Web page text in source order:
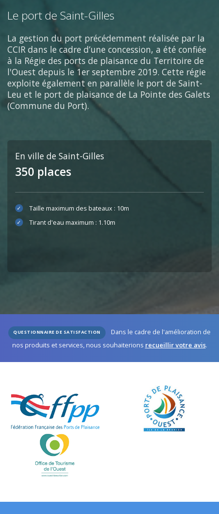
Le port de Saint-Gilles
La gestion du port précédemment réalisée par la
CCIR dans le cadre d’une concession, a été confiée
à la Régie des ports de plaisance du Territoire de
l'Ouest depuis le 1er septembre 2019. Cette régie
exploite également en parallèle le port de Saint-
Leu et le port de plaisance de La Pointe des Galets
(Commune du Port).
En ville de Saint-Gilles
350 places
Taille maximum des bateaux : 10m
Tirant d'eau maximum : 1.10m
QUESTIONNAIRE DE SATISFACTION
Dans le cadre de l'amélioration de
nos produits et services, nous souhaiterions recueillir votre avis.